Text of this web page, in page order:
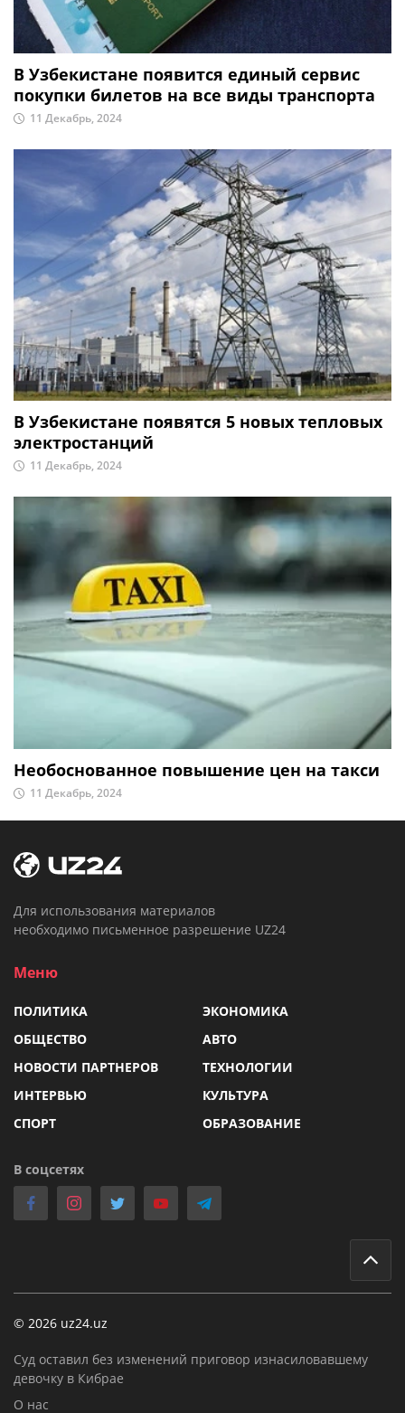
В Узбекистане появится единый сервис
покупки билетов на все виды транспорта
11 Декабрь, 2024
В Узбекистане появятся 5 новых тепловых
электростанций
11 Декабрь, 2024
Необоснованное повышение цен на такси
11 Декабрь, 2024
Для использования материалов
необходимо письменное разрешение UZ24
Меню
ПОЛИТИКА
ЭКОНОМИКА
ОБЩЕСТВО
АВТО
НОВОСТИ ПАРТНЕРОВ
ТЕХНОЛОГИИ
ИНТЕРВЬЮ
КУЛЬТУРА
СПОРТ
ОБРАЗОВАНИЕ
В соцсетях
© 2026 uz24.uz
Суд оставил без изменений приговор изнасиловавшему
девочку в Кибрае
О нас